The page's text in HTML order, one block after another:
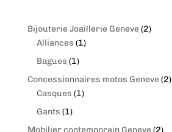
Bijouterie Joaillerie Geneve 22
d
t
Alliances 11
o
d
c
Bagues 11
r
Concessionnaires motos Geneve 22
Casques 11
Gants 11
Mobilier contemporain Geneve 22